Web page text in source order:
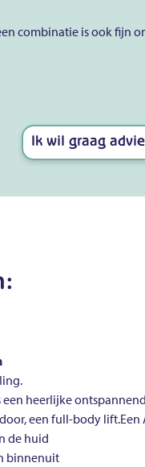
combinatie is ook fijn
Ik wil graag
een heerlijke
een full-body
de huid
binnenuit